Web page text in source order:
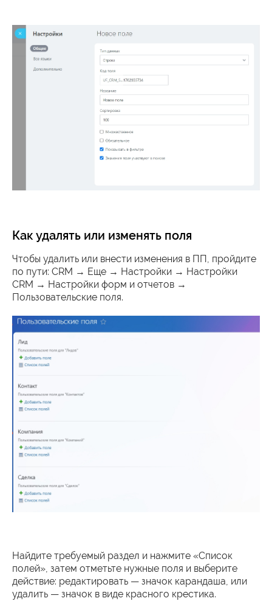
Как удалять или изменять поля
Чтобы удалить или внести изменения в ПП, пройдите
по пути: CRM → Еще → Настройки → Настройки
CRM → Настройки форм и отчетов →
Пользовательские поля.
Найдите требуемый раздел и нажмите «Список
полей», затем отметьте нужные поля и выберите
действие: редактировать — значок карандаша, или
удалить — значок в виде красного крестика.